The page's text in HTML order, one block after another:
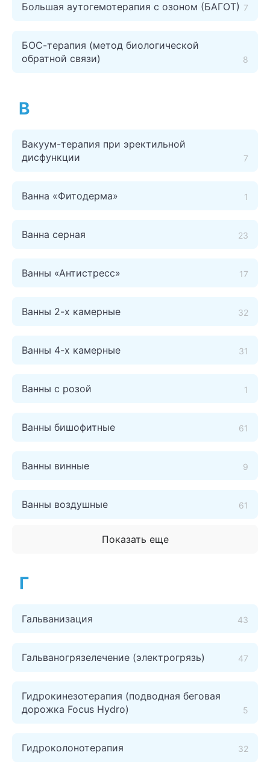
Большая аутогемотерапия с озоном (БАГОТ) 7
БОС-терапия (метод биологической
обратной связи)
8
В
Вакуум-терапия при эректильной
дисфункции
7
Ванна «Фитодерма» 1
Ванна серная 23
Ванны «Антистресс» 17
Ванны 2-х камерные 32
Ванны 4-х камерные 31
Ванны c розой 1
Ванны бишофитные 61
Ванны винные 9
Ванны воздушные 61
Показать еще
Г
Гальванизация 43
Гальваногрязелечение (электрогрязь) 47
Гидрокинезотерапия (подводная беговая
дорожка Focus Hydro)
5
Гидроколонотерапия 32